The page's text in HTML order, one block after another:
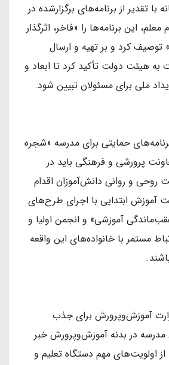
با تقدیر از برنامه‌های برگزارشده در
این برنامه‌ها را «فاخر، اثرگذار
توصیف کرد و بر تهیه و ارسال
به هیئت دولت تأکید کرد تا ابعاد و
ملی برای مسئولان تبیین شود.
حمایتی برای مدرسه «شجره
پرورشی و فرهنگی باید در
روحی و روانی دانش‌آموزان اقدام
آموزش ابتدایی با اجرای طرح‌های
آموزشی» و انجمن اولیا و
مستمر با خانواده‌های این واقعه
آموزش‌وپرورش برای جذب
مدرسه در بدنه آموزش‌وپرورش خبر
اولویت‌های مهم دستگاه تعلیم و